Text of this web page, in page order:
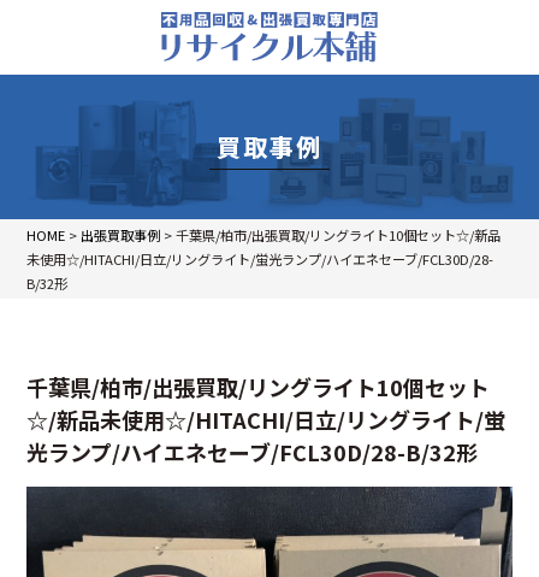
買取事例
HOME > 出張買取事例 >千葉県/柏市/出張買取/リングライト10個セット☆/新品
未使用☆/HITACHI/日立/リングライト/蛍光ランプ/ハイエネセーブ/FCL30D/28-
B/32形
千葉県/柏市/出張買取/リングライト10個セット
☆/新品未使用☆/HITACHI/日立/リングライト/蛍
光ランプ/ハイエネセーブ/FCL30D/28-B/32形